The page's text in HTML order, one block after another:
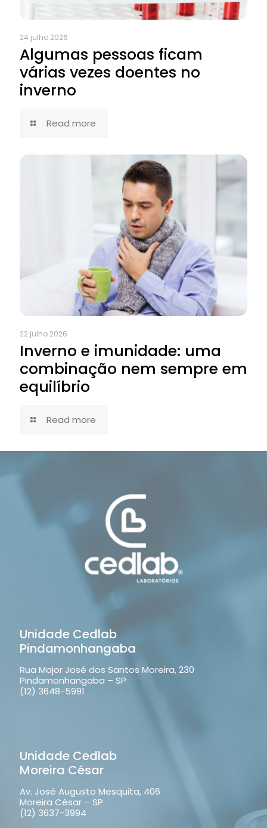
24 julho 2026
Algumas pessoas ficam
várias vezes doentes no
inverno
Read more
22 julho 2026
Inverno e imunidade: uma
combinação nem sempre em
equilíbrio
Read more
Unidade Cedlab
Pindamonhangaba
Rua Major José dos Santos Moreira, 230
Pindamonhangaba – SP
(12) 3648-5991
Unidade Cedlab
Moreira César
Av. José Augusto Mesquita, 406
Moreira César – SP
(12) 3637-3994